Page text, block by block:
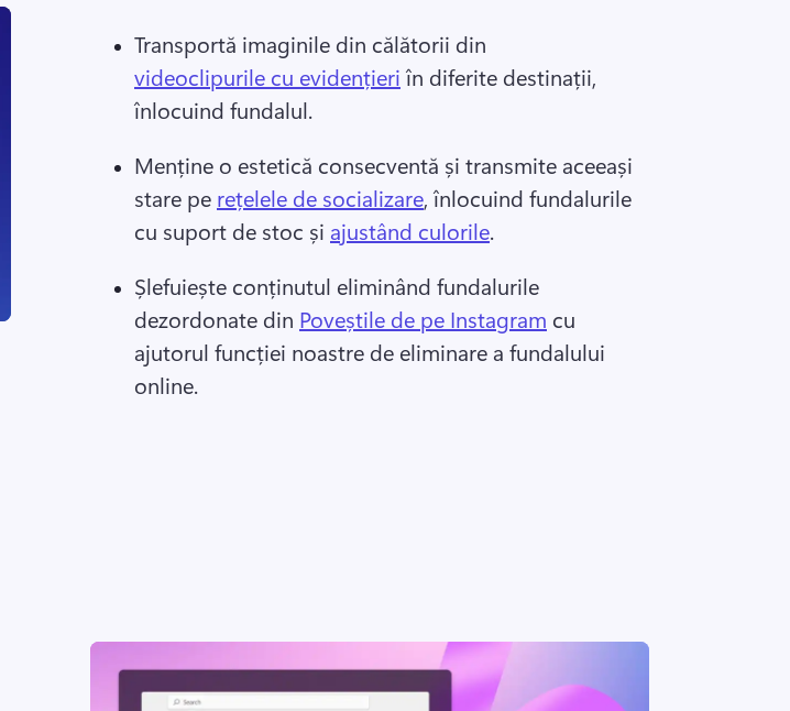
Transportă imaginile din călătorii din
videoclipurile cu evidențieri în diferite destinații,
înlocuind fundalul.
Menține o estetică consecventă și transmite aceeași
stare pe rețelele de socializare, înlocuind fundalurile
cu suport de stoc și ajustând culorile.
Șlefuiește conținutul eliminând fundalurile
dezordonate din Poveștile de pe Instagram cu
ajutorul funcției noastre de eliminare a fundalului
online.